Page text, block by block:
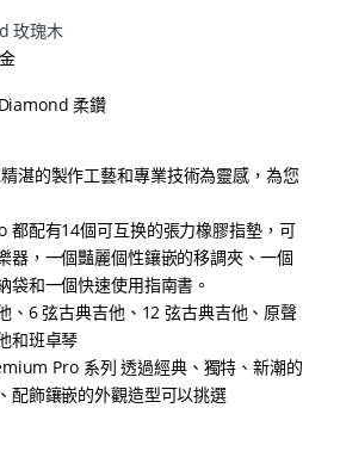
玫瑰木
柔鑽
湛的製作工藝和專業技術為靈感，為您
都配有14個可互换的張力橡膠指墊，可
器，一個豔麗個性鑲嵌的移調夾、一個
袋和一個快速使用指南書。
、6 弦古典吉他、12 弦古典吉他、原聲
和班卓琴
Pro 系列 透過經典、獨特、新潮的
配飾鑲嵌的外觀造型可以挑選